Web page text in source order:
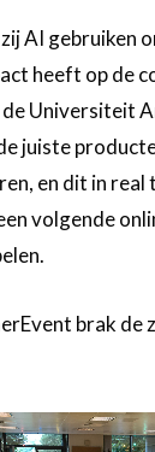
AI gebruiken
heeft op de
Universiteit
juiste
en dit in
volgende
brak